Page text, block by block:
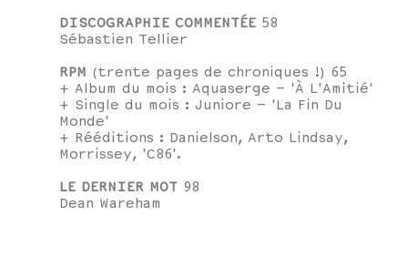
DISCOGRAPHIE COMMENTÉE 58
Sébastien Tellier
RPM (trente pages de chroniques !) 65
+ Album du mois : Aquaserge – 'À L'Amitié'
+ Single du mois : Juniore – 'La Fin Du
Monde'
+ Rééditions : Danielson, Arto Lindsay,
Morrissey, 'C86'.
LE DERNIER MOT 98
Dean Wareham